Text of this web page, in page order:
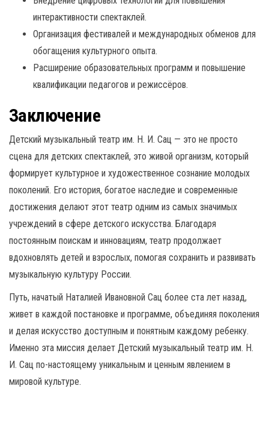
интерактивности спектаклей.
Организация фестивалей и международных обменов для
обогащения культурного опыта.
Расширение образовательных программ и повышение
квалификации педагогов и режиссёров.
Заключение
Детский музыкальный театр им. Н. И. Сац — это не просто
сцена для детских спектаклей, это живой организм, который
формирует культурное и художественное сознание молодых
поколений. Его история, богатое наследие и современные
достижения делают этот театр одним из самых значимых
учреждений в сфере детского искусства. Благодаря
постоянным поискам и инновациям, театр продолжает
вдохновлять детей и взрослых, помогая сохранить и развивать
музыкальную культуру России.
Путь, начатый Наталией Ивановной Сац более ста лет назад,
живет в каждой постановке и программе, объединяя поколения
и делая искусство доступным и понятным каждому ребенку.
Именно эта миссия делает Детский музыкальный театр им. Н.
И. Сац по-настоящему уникальным и ценным явлением в
мировой культуре.